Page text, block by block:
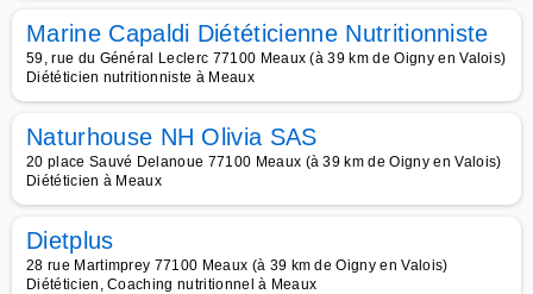
Marine Capaldi Diététicienne Nutritionniste
59, rue du Général Leclerc 77100 Meaux (à 39 km de Oigny en Valois)
Diététicien nutritionniste à Meaux
Naturhouse NH Olivia SAS
20 place Sauvé Delanoue 77100 Meaux (à 39 km de Oigny en Valois)
Diététicien à Meaux
Dietplus
28 rue Martimprey 77100 Meaux (à 39 km de Oigny en Valois)
Diététicien, Coaching nutritionnel à Meaux